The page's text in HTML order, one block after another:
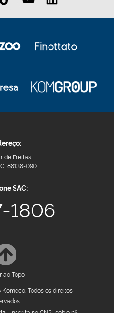
de Freitas,
88138-090.
SAC:
1806
ao Topo
Todos os direitos